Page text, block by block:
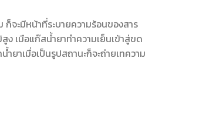
จะมีหน้าที่ระบายความร้อนของสาร
เมือแก๊สน้ำยาทำความเย็นเข้าสู่ขด
ยาเมื่อเป็นรูปสถานะก็จะถ่ายเทความ